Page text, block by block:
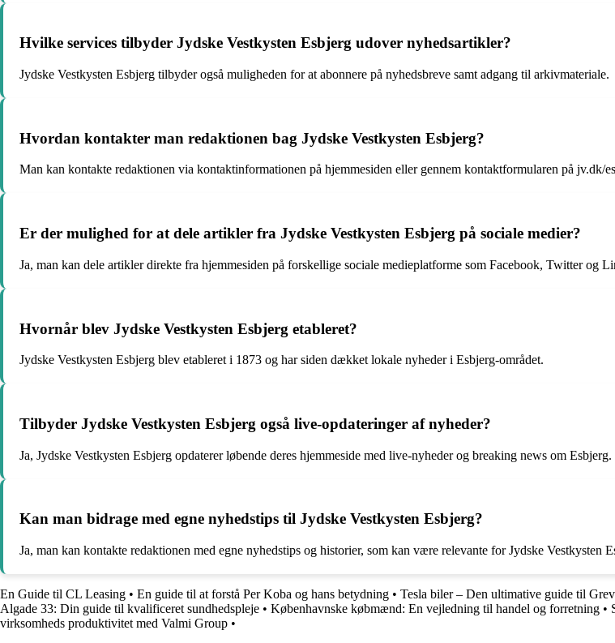
Hvilke services tilbyder Jydske Vestkysten Esbjerg udover nyhedsartikler?
Jydske Vestkysten Esbjerg tilbyder også muligheden for at abonnere på nyhedsbreve samt adgang til arkivmateriale.
Hvordan kontakter man redaktionen bag Jydske Vestkysten Esbjerg?
Man kan kontakte redaktionen via kontaktinformationen på hjemmesiden eller gennem kontaktformularen på jv.dk/
Er der mulighed for at dele artikler fra Jydske Vestkysten Esbjerg på sociale medier?
Ja, man kan dele artikler direkte fra hjemmesiden på forskellige sociale medieplatforme som Facebook, Twitter og
Hvornår blev Jydske Vestkysten Esbjerg etableret?
Jydske Vestkysten Esbjerg blev etableret i 1873 og har siden dækket lokale nyheder i Esbjerg-området.
Tilbyder Jydske Vestkysten Esbjerg også live-opdateringer af nyheder?
Ja, Jydske Vestkysten Esbjerg opdaterer løbende deres hjemmeside med live-nyheder og breaking news om Esbjerg.
Kan man bidrage med egne nyhedstips til Jydske Vestkysten Esbjerg?
Ja, man kan kontakte redaktionen med egne nyhedstips og historier, som kan være relevante for Jydske Vestkysten
En Guide til CL Leasing • En guide til at forstå Per Koba og hans betydning • Tesla biler – Den ultimative guide til
Algade 33: Din guide til kvalificeret sundhedspleje • Københavnske købmænd: En vejledning til handel og forretning •
virksomheds produktivitet med Valmi Group •